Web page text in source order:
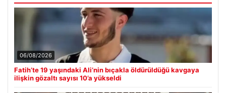
06/08/2026
Fatih’te 19 yaşındaki Ali’nin bıçakla öldürüldüğü kavgaya
ilişkin gözaltı sayısı 10’a yükseldi